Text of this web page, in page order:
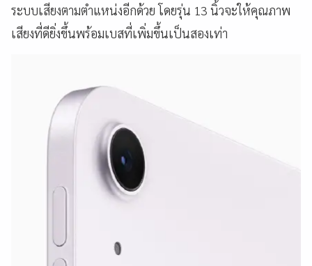
ระบบเสียงตามตำแหน่งอีกด้วย โดยรุ่น 13 นิ้วจะให้คุณภาพ
เสียงที่ดียิ่งขึ้นพร้อมเบสที่เพิ่มขึ้นเป็นสองเท่า